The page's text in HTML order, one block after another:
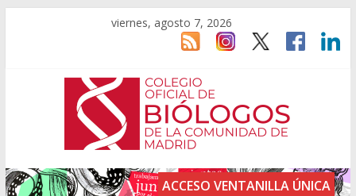
viernes, agosto 7, 2026
ACCESO VENTANILLA ÚNICA